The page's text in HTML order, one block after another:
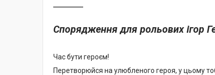
Спорядження для рольових ігор
Час бути героєм!
Перетворюйся на улюбленого героя, у цьому